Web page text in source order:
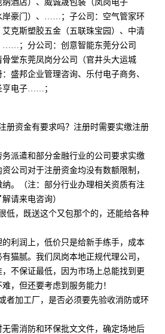
酒店）、威诚晟包装（凤岗电子
岸豪门）、……；子公司：空气管家环
克斯塑胶五金（五联珠宝园）、中清
……；分公司：创意智能东莞分公司
骨堂东莞凤岗分公司（官井头大运城
盛邦企业管理咨询、乐付电子商务、
亨电子……；
册资金有要求吗？注册时需要实缴注册
派遣和部分金融行业的公司要求实缴
公司对于注册资金均没有数额限制，
。（注：部分行业办理相关资质有注
请来电咨询）
低，既送这个又包那个的，还能给各种
利润上，低价只是给新手练手，成本
猫腻。我们凤岗本地正规代理公司，
不保证最低，因为市场上总能找到更
，但还要考虑到服务能力！
者加工厂，是否必须要先验收消防或环
需消防和环保批文文件，确定场地后